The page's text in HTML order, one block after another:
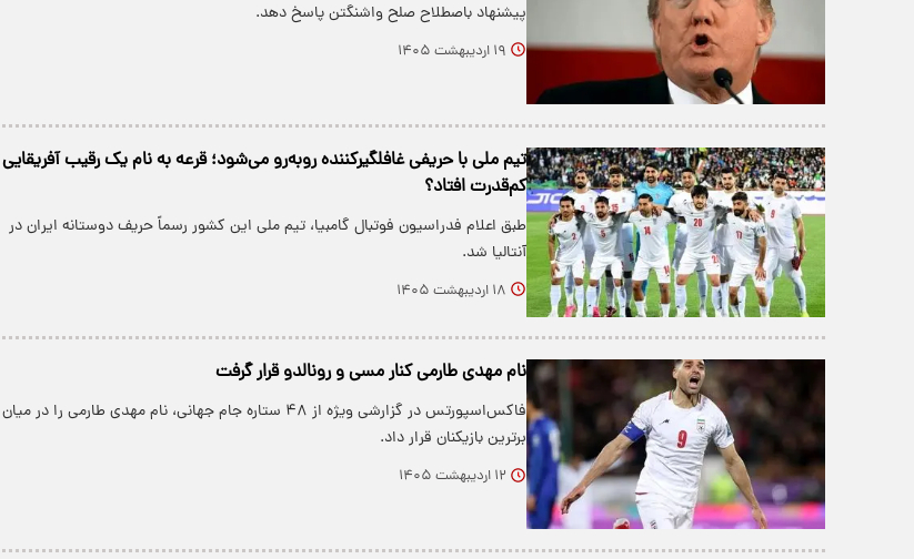
پیشنهاد باصطلاح صلح واشنگتن پاسخ دهد.
۱۹ اردیبهشت ۱۴۰۵
تیم ملی با حریفی غافلگیرکننده روبه‌رو می‌شود؛ قرعه به نام یک رقیب آفریقایی
کم‌قدرت افتاد؟
طبق اعلام فدراسیون فوتبال گامبیا، تیم ملی این کشور رسماً حریف دوستانه ایران در
آنتالیا شد.
۱۸ اردیبهشت ۱۴۰۵
نام مهدی طارمی کنار مسی و رونالدو قرار گرفت
فاکس‌اسپورتس در گزارشی ویژه از ۴۸ ستاره جام جهانی، نام مهدی طارمی را در میان
برترین بازیکنان قرار داد.
۱۲ اردیبهشت ۱۴۰۵